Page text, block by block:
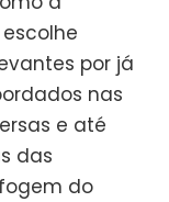
por já
nas
e até
das
do